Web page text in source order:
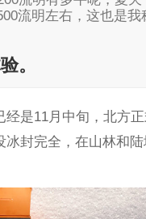
流明左右，这也是
。
经是11月中旬，北方
冰封完全，在山林和陆